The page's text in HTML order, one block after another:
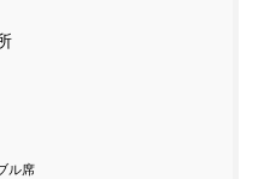
ル席